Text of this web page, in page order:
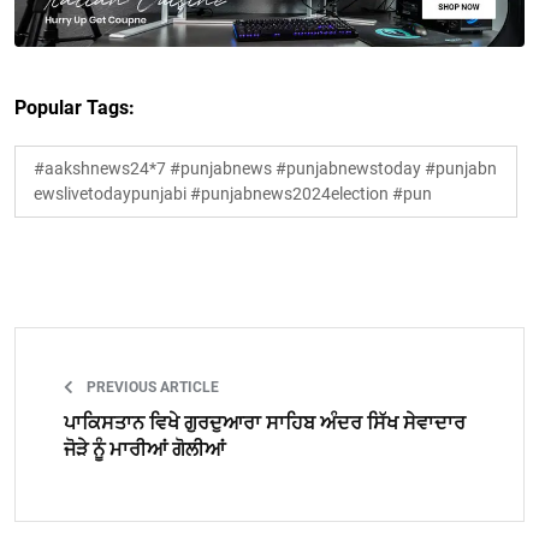
Popular Tags:
#aakshnews24*7 #punjabnews #punjabnewstoday #punjabn
ewslivetodaypunjabi #punjabnews2024election #pun
PREVIOUS ARTICLE
ਪਾਕਿਸਤਾਨ ਵਿਖੇ ਗੁਰਦੁਆਰਾ ਸਾਹਿਬ ਅੰਦਰ ਸਿੱਖ ਸੇਵਾਦਾਰ
ਜੋੜੇ ਨੂੰ ਮਾਰੀਆਂ ਗੋਲੀਆਂ